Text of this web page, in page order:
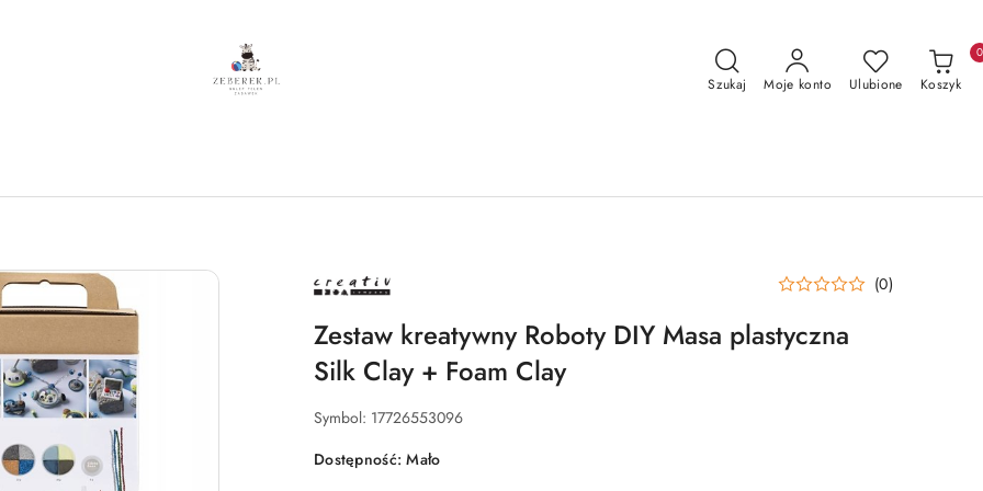
Szukaj Moje konto Ulubione Koszyk
0
NAZWA
PRODUCENTA:
COMPANY
(0)
Zestaw kreatywny Roboty DIY Masa plastyczna
Silk Clay + Foam Clay
Symbol: 17726553096
Dostępność:Mało